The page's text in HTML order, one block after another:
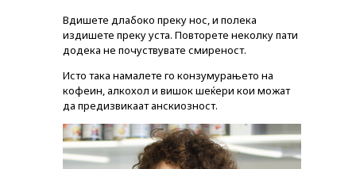
Вдишете длабоко преку нос, и полека
издишете преку уста. Повторете неколку пати
додека не почуствувате смиреност.
Исто така намалете го конзумурањето на
кофеин, алкохол и вишок шеќери кои можат
да предизвикаат анскиозност.